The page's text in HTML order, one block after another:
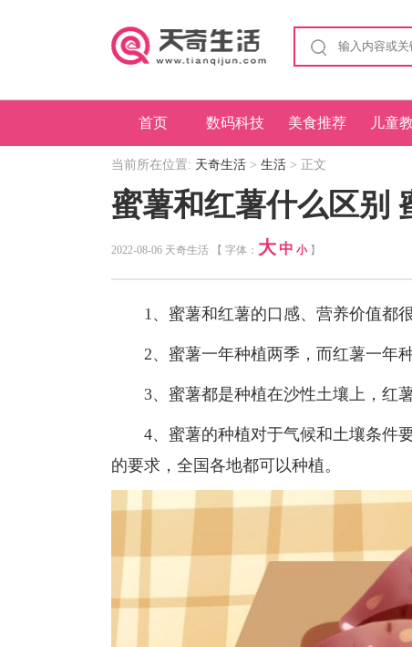
首页 数码科技 美食推荐 儿童
当前所在位置: 天奇生活 > 生活 > 正文
蜜薯和红薯什么区别
2022-08-06 天奇生活 【 字体： 大 中 小】
1、蜜薯和红薯的口感、营养价值都很
2、蜜薯一年种植两季，而红薯一年种
3、蜜薯都是种植在沙性土壤上，红薯
4、蜜薯的种植对于气候和土壤条件要
的要求，全国各地都可以种植。